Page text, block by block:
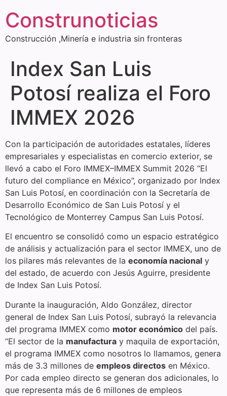
Construnoticias
Construcción ,Minería e industria sin fronteras
Index San Luis
Potosí realiza el Foro
IMMEX 2026
Con la participación de autoridades estatales, líderes
empresariales y especialistas en comercio exterior, se
llevó a cabo el Foro IMMEX–IMMEX Summit 2026 “El
futuro del compliance en México”, organizado por Index
San Luis Potosí, en coordinación con la Secretaría de
Desarrollo Económico de San Luis Potosí y el
Tecnológico de Monterrey Campus San Luis Potosí.
El encuentro se consolidó como un espacio estratégico
de análisis y actualización para el sector IMMEX, uno de
los pilares más relevantes de la economía nacional y
del estado, de acuerdo con Jesús Aguirre, presidente
de Index San Luis Potosí.
Durante la inauguración, Aldo González, director
general de Index San Luis Potosí, subrayó la relevancia
del programa IMMEX como motor económico del país.
“El sector de la manufactura y maquila de exportación,
el programa IMMEX como nosotros lo llamamos, genera
más de 3.3 millones de empleos directos en México.
Por cada empleo directo se generan dos adicionales, lo
que representa más de 6 millones de empleos